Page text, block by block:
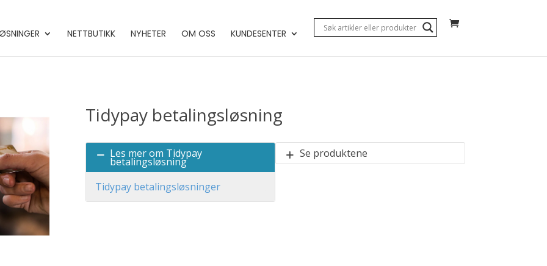
NETTBUTIKK NYHETER OM OSS KUNDESENTER
Tidypay betalingsløsning
Les mer om Tidypay
betalingsløsning
Tidypay betalingsløsninger
Se produktene